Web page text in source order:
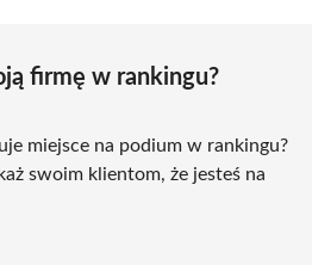
firmę w rankingu?
miejsce na podium w rankingu?
swoim klientom, że jesteś na